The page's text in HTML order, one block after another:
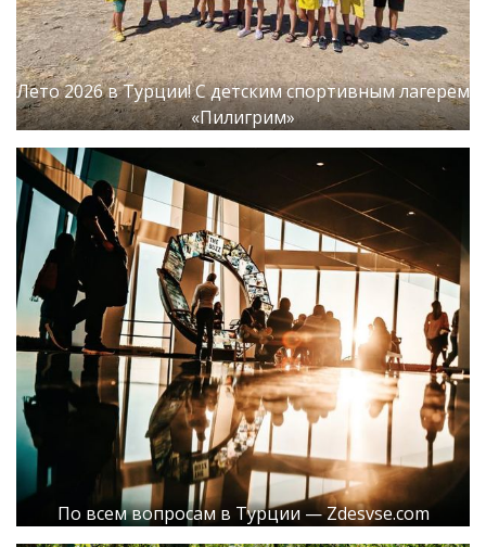
Лето 2026 в Турции! С детским спортивным лагерем
«Пилигрим»
По всем вопросам в Турции — Zdesvse.com